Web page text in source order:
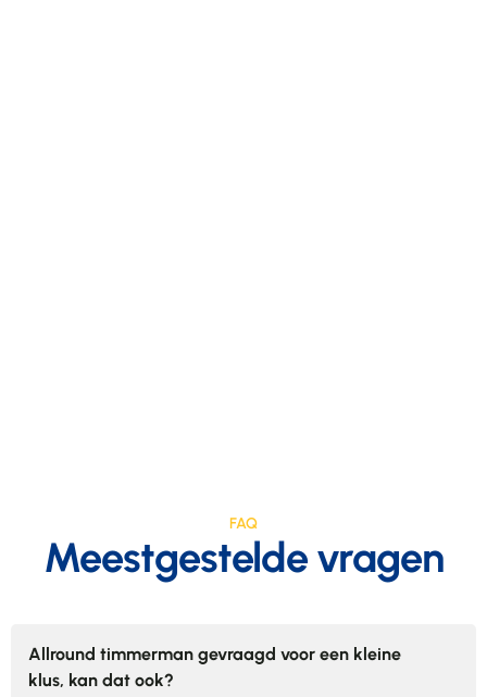
FAQ
Meestgestelde vragen
Allround timmerman gevraagd voor een kleine
klus, kan dat ook?